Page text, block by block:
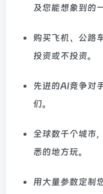
及您能想象到的
购买飞机、公路
投资或不投资。
先进的AI竞争对
们。
全球数千个城市
悉的地方玩。
用大量参数定制